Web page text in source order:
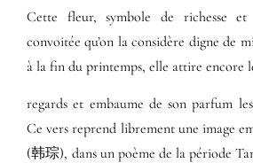
Cette fleur, symbole de richesse
convoitée qu’on la considère digne de
à la fin du printemps, elle attire encore
regards et embaume de son parfum
Ce vers reprend librement une image
(韩琮), dans un poème de la période